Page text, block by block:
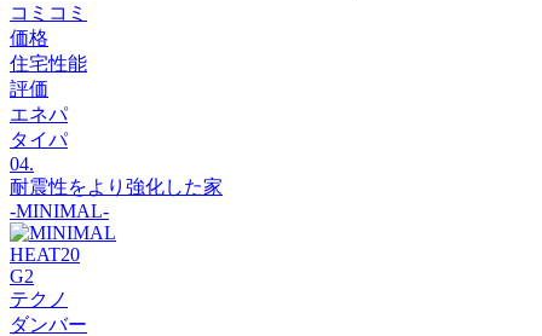
コミコミ
価格
住宅性能
評価
エネパ
タイパ
04.
耐震性をより強化した家
‐MINIMAL‐
HEAT20
G2
テクノ
ダンバー